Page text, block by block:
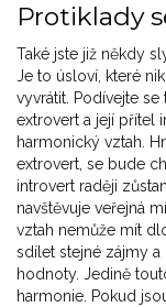
Protiklady
Také jste již někdy
Je to úsloví, které
vyvrátit. Podívejte
extrovert a její přítel
harmonický vztah.
extrovert, se bude
introvert raději
navštěvuje veřejná
vztah nemůže mít
sdílet stejné zájmy a
hodnoty. Jedině
harmonie. Pokud